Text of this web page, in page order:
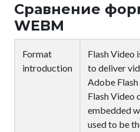
Сравнение
WEBM
Format
introduction
Flash Video
to deliver
Adobe Flash
Flash Video
embedded
used to be